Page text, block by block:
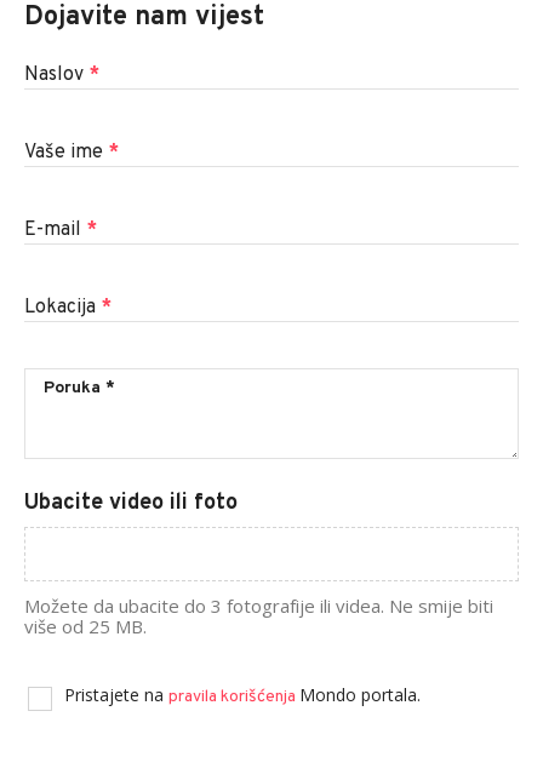
Dojavite nam vijest
Naslov *
Vaše ime *
E-mail *
Lokacija *
Ubacite video ili foto
Možete da ubacite do 3 fotografije ili videa. Ne smije biti
više od 25 MB.
Pristajete na pravila korišćenja Mondo portala.